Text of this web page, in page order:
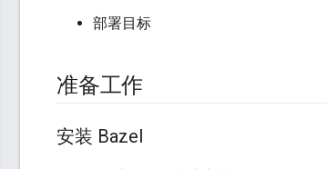
部署目标
准备工作
安装 Bazel